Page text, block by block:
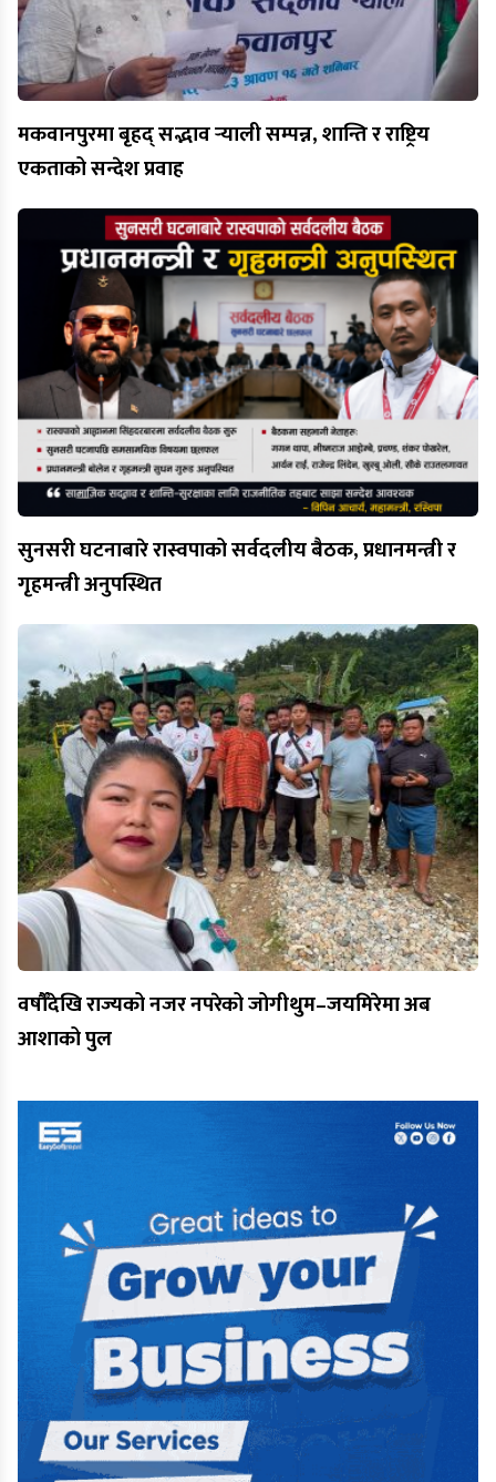
मकवानपुरमा बृहद् सद्भाव र्‍याली सम्पन्न, शान्ति र राष्ट्रिय
एकताको सन्देश प्रवाह
सुनसरी घटनाबारे रास्वपाको सर्वदलीय बैठक, प्रधानमन्त्री र
गृहमन्त्री अनुपस्थित
वर्षौँदेखि राज्यको नजर नपरेको जोगीथुम–जयमिरेमा अब
आशाको पुल